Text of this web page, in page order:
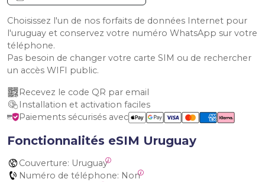
Choisissez l'un de nos forfaits de données Internet pour
l'uruguay et conservez votre numéro WhatsApp sur votre
téléphone.
Pas besoin de changer votre carte SIM ou de rechercher
un accès WIFI public.
Recevez le code QR par email
Installation et activation faciles
Paiements sécurisés avec
Fonctionnalités eSIM Uruguay
Couverture: Uruguay
Numéro de téléphone: Non